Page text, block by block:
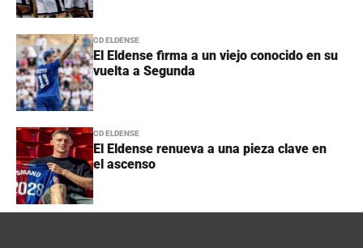
CD ELDENSE
El Eldense firma a un viejo conocido en su
vuelta a Segunda
CD ELDENSE
El Eldense renueva a una pieza clave en
el ascenso